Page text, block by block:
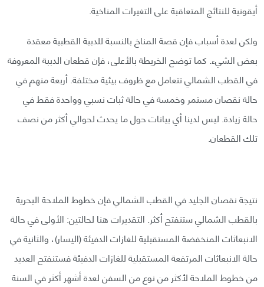
أيقونية للنتائج المتعاقبة على التغيرات المناخية.
ولكن لعدة أسباب فإن قصة المناخ بالنسبة للدببة القطبية معقدة
بعض الشيء. كما توضح الخريطة بالأعلى، فإن قطعان الدببة المعروفة
في القطب الشمالي تتعامل مع ظروف بيئية مختلفة. أربعة منهم في
حالة نقصان مستمر وخمسة في حالة ثبات نسبي وواحدة فقط في
حالة زيادة. ليس لدينا أي بيانات حول ما يحدث لحوالي أكثر من نصف
تلك القطعان.
نتيجة نقصان الجليد في القطب الشمالي فإن خطوط الملاحة البحرية
بالقطب الشمالي ستنفتح أكثر. التقديرات هنا لحالتين: الأولى في حالة
الانبعاثات المنخفضة المستقبلية للغازات الدفيئة (اليسار)، والثانية في
حالة الانبعاثات المرتفعة المستقبلية للغازات الدفيئة فستنفتح العديد
من خطوط الملاحة لأكثر من نوع من السفن لعدة أشهر أكثر في السنة